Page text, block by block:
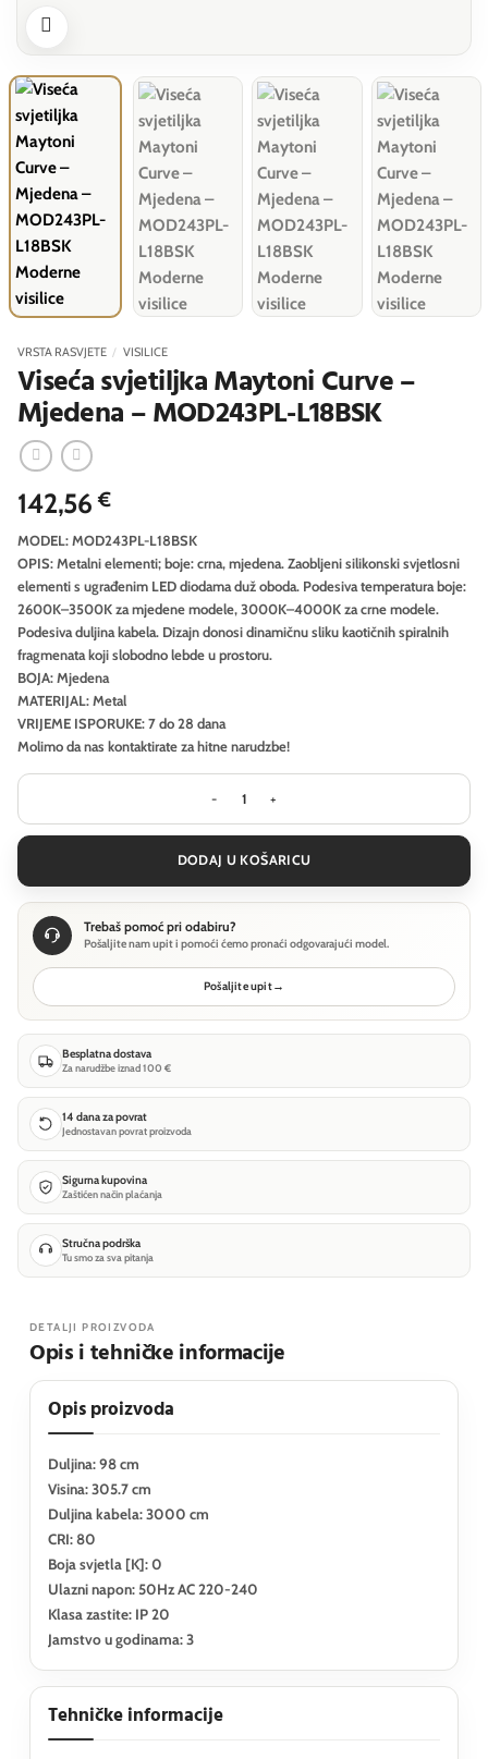
VRSTA RASVJETE / VISILICE
Viseća svjetiljka Maytoni Curve –
Mjedena – MOD243PL-L18BSK
142,56€
MODEL: MOD243PL-L18BSK
OPIS: Metalni elementi; boje: crna, mjedena. Zaobljeni silikonski svjetlosni
elementi s ugrađenim LED diodama duž oboda. Podesiva temperatura boje:
2600K–3500K za mjedene modele, 3000K–4000K za crne modele.
Podesiva duljina kabela. Dizajn donosi dinamičnu sliku kaotičnih spiralnih
fragmenata koji slobodno lebde u prostoru.
BOJA: Mjedena
MATERIJAL: Metal
VRIJEME ISPORUKE: 7 do 28 dana
Molimo da nas kontaktirate za hitne narudzbe!
Viseća svjetiljka Maytoni Curve -
DODAJ U KOŠARICU
Trebaš pomoć pri odabiru?
Pošaljite nam upit i pomoći ćemo pronaći odgovarajući model.
Pošaljite upit→
Besplatna dostava
Za narudžbe iznad 100 €
14 dana za povrat
Jednostavan povrat proizvoda
Sigurna kupovina
Zaštićen način plaćanja
Stručna podrška
Tu smo za sva pitanja
DETALJI PROIZVODA
Opis i tehničke informacije
Opis proizvoda
Duljina: 98 cm
Visina: 305.7 cm
Duljina kabela: 3000 cm
CRI: 80
Boja svjetla [K]: 0
Ulazni napon: 50Hz AC 220-240
Klasa zastite: IP 20
Jamstvo u godinama: 3
Tehničke informacije